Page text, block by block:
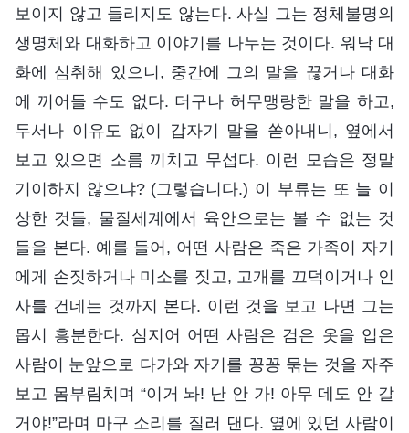
보이지 않고 들리지도 않는다. 사실 그는 정체불명의
생명체와 대화하고 이야기를 나누는 것이다. 워낙 대
화에 심취해 있으니, 중간에 그의 말을 끊거나 대화
에 끼어들 수도 없다. 더구나 허무맹랑한 말을 하고,
두서나 이유도 없이 갑자기 말을 쏟아내니, 옆에서
보고 있으면 소름 끼치고 무섭다. 이런 모습은 정말
기이하지 않으냐? (그렇습니다.) 이 부류는 또 늘 이
상한 것들, 물질세계에서 육안으로는 볼 수 없는 것
들을 본다. 예를 들어, 어떤 사람은 죽은 가족이 자기
에게 손짓하거나 미소를 짓고, 고개를 끄덕이거나 인
사를 건네는 것까지 본다. 이런 것을 보고 나면 그는
몹시 흥분한다. 심지어 어떤 사람은 검은 옷을 입은
사람이 눈앞으로 다가와 자기를 꽁꽁 묶는 것을 자주
보고 몸부림치며 “이거 놔! 난 안 가! 아무 데도 안 갈
거야!”라며 마구 소리를 질러 댄다. 옆에 있던 사람이